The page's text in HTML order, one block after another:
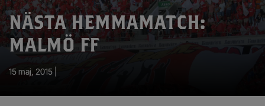
f
NÄSTA HEMMAMATCH:
MALMÖ FF
15 maj, 2015 |